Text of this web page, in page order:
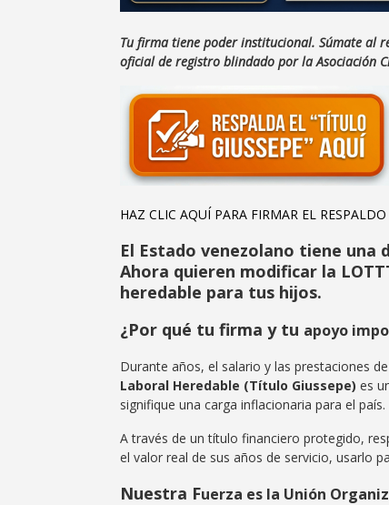
Tu firma tiene poder institucional. Súmate al
oficial de registro blindado por la Asociación
HAZ CLIC AQUÍ PARA FIRMAR EL RESPALDO
El Estado venezolano tiene
Ahora quieren modificar la
heredable para tus hijos.
¿Por qué tu firma y tu apoyo
Durante años, el salario y las prestaciones
Laboral Heredable (Título Giussepe) es
signifique una carga inflacionaria para el país.
A través de un título financiero protegido,
el valor real de sus años de servicio, usarlo
Nuestra Fuerza es la Unión